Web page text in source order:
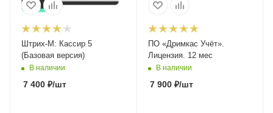
Штрих-М: Кассир 5
(Базовая версия)
В наличии
7 400 ₽/шт
ПО «Дримкас Учёт».
Лицензия. 12 мес
В наличии
7 900₽/шт